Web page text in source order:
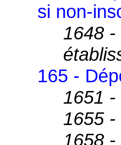
si non-
1648
165 -
1651 -
1655 -
1658